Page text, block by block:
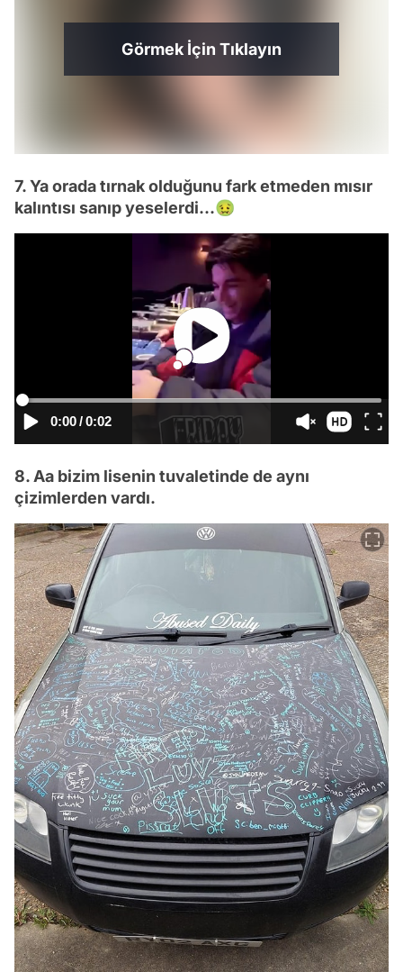
Görmek İçin Tıklayın
7. Ya orada tırnak olduğunu fark etmeden mısır
kalıntısı sanıp yeselerdi...🤢
0:00/0:02
8. Aa bizim lisenin tuvaletinde de aynı
çizimlerden vardı.